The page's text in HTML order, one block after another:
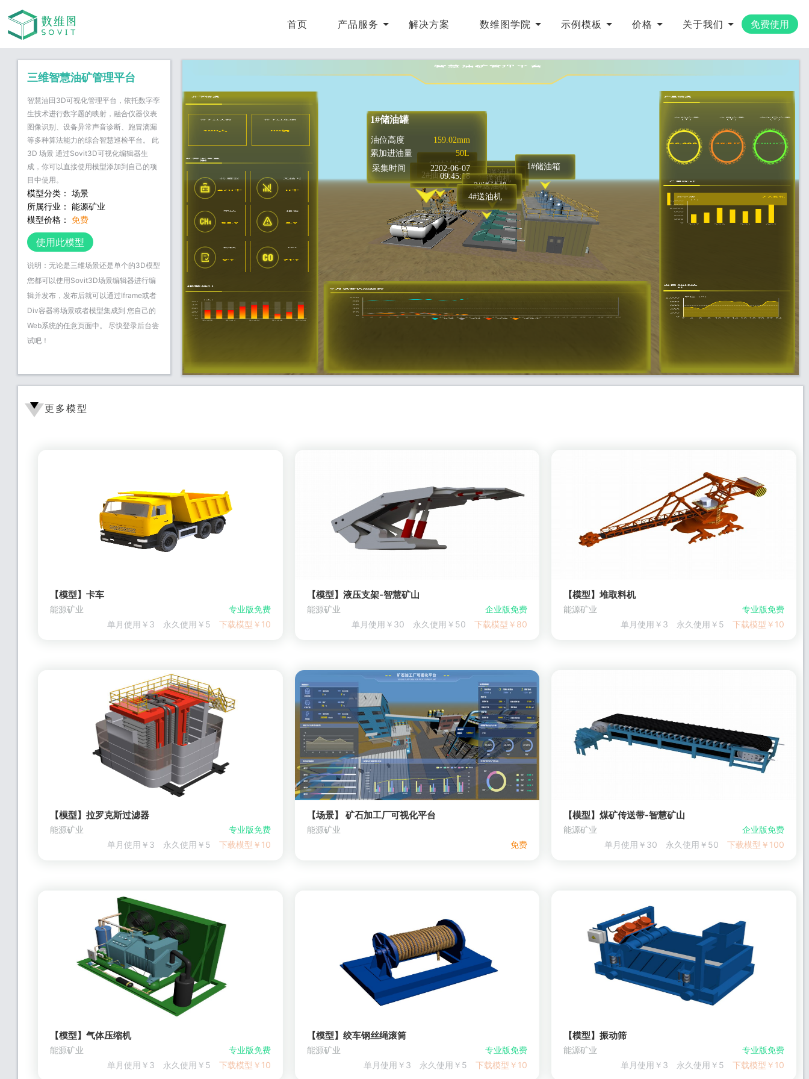
首页 产品服务 解决方案 数维图学院 示例模板 价格 关于我们 免费使用
三维智慧油矿管理平台
智慧油田3D可视化管理平台，依托数字孪
生技术进行数字题的映射，融合仪器仪表
图像识别、设备异常声音诊断、跑冒滴漏
等多种算法能力的综合智慧巡检平台。 此
3D 场景 通过Sovit3D可视化编辑器生
成，你可以直接使用模型添加到自己的项
目中使用。
模型分类： 场景
所属行业： 能源矿业
模型价格： 免费
使用此模型
说明：无论是三维场景还是单个的3D模型
您都可以使用Sovit3D场景编辑器进行编
辑并发布，发布后就可以通过Iframe或者
Div容器将场景或者模型集成到 您自己的
Web系统的任意页面中。 尽快登录后台尝
试吧！
1#抽油机
2#抽油机
1#储油罐
油位高度
累加进油量
采集时间
159.02mm
50L
2202-06-07
09:45:18
4#送油机
3#送油机
2#送油机
1#储油箱
1#送油机
井下情况
矿井安全监
测
报警统计
本月设备状态趋势
当日能耗统
计
产量统计
产量情况
井下总人数 井下总车辆
传感器 无信号
甲烷 报警
标校 CO
106人 66辆
479个
0个
56个
0个
71个
月完成 77.5%
当前产量
（T）
今日产量
（T）
当年已产量
（T）
22,388 40,517 200.8万
智慧油矿管理平台
0个
更多模型
【模型】卡车
能源矿业
专业版免费
单月使用￥3
永久使用￥5 下载模型￥10
【模型】液压支架-智慧矿山
能源矿业
企业版免费
单月使用￥30
永久使用￥50 下载模型￥80
【模型】堆取料机
能源矿业
专业版免费
单月使用￥3
永久使用￥5 下载模型￥10
【模型】拉罗克斯过滤器
能源矿业
专业版免费
单月使用￥3
永久使用￥5 下载模型￥10
【场景】 矿石加工厂可视化平台
能源矿业
免费
【模型】煤矿传送带-智慧矿山
能源矿业
企业版免费
单月使用￥30
永久使用￥50 下载模型￥100
【模型】气体压缩机
能源矿业
专业版免费
单月使用￥3
永久使用￥5 下载模型￥10
【模型】绞车钢丝绳滚筒
能源矿业
专业版免费
单月使用￥3
永久使用￥5 下载模型￥10
【模型】振动筛
能源矿业
专业版免费
单月使用￥3
永久使用￥5 下载模型￥10